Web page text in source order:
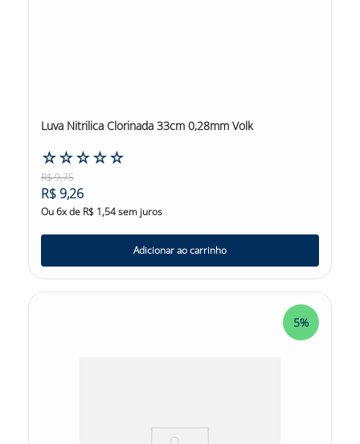
Luva Nitrilica Clorinada 33cm 0,28mm Volk
☆☆☆☆☆
R$9,75
R$9,26
Ou6x de R$ 1,54sem juros
Adicionar ao carrinho
5%